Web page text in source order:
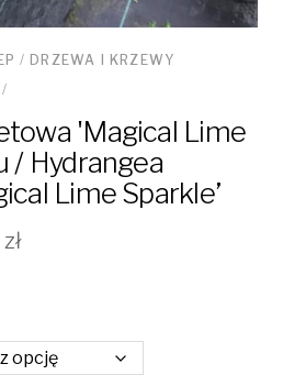
/ DRZEWA I KRZEWY
/
'Magical Lime
/ Hydrangea
Lime Sparkle’
zł